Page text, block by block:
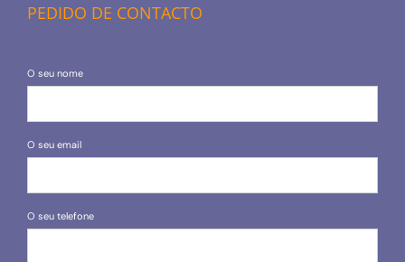
PEDIDO DE CONTACTO
O seu nome
O seu email
O seu telefone